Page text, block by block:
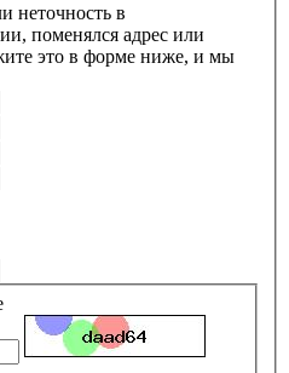
неточность в
поменялся адрес или
это в форме ниже, и мы